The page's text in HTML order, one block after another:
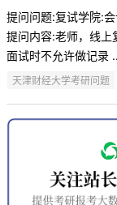
提问问题:复试学院:
提问内容:老师，线上
面试时不允许做记录
天津财经大学考研问题